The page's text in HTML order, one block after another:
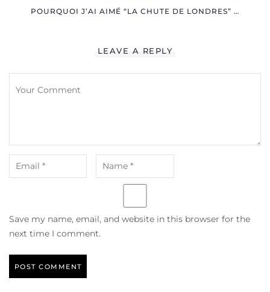
POURQUOI J’AI AIMÉ “LA CHUTE DE LONDRES” …
LEAVE A REPLY
Save my name, email, and website in this browser for the
next time I comment.